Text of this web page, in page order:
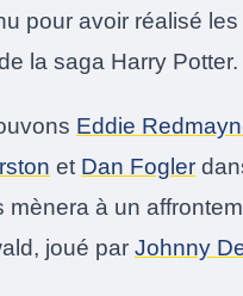
pour avoir réalisé les
la saga Harry Potter.
Eddie
et Dan Fogler
mènera à un
joué par Johnny